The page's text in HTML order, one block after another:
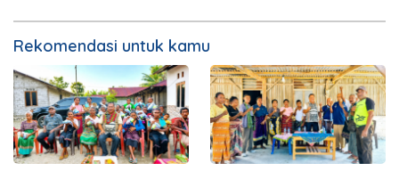
Rekomendasi untuk kamu